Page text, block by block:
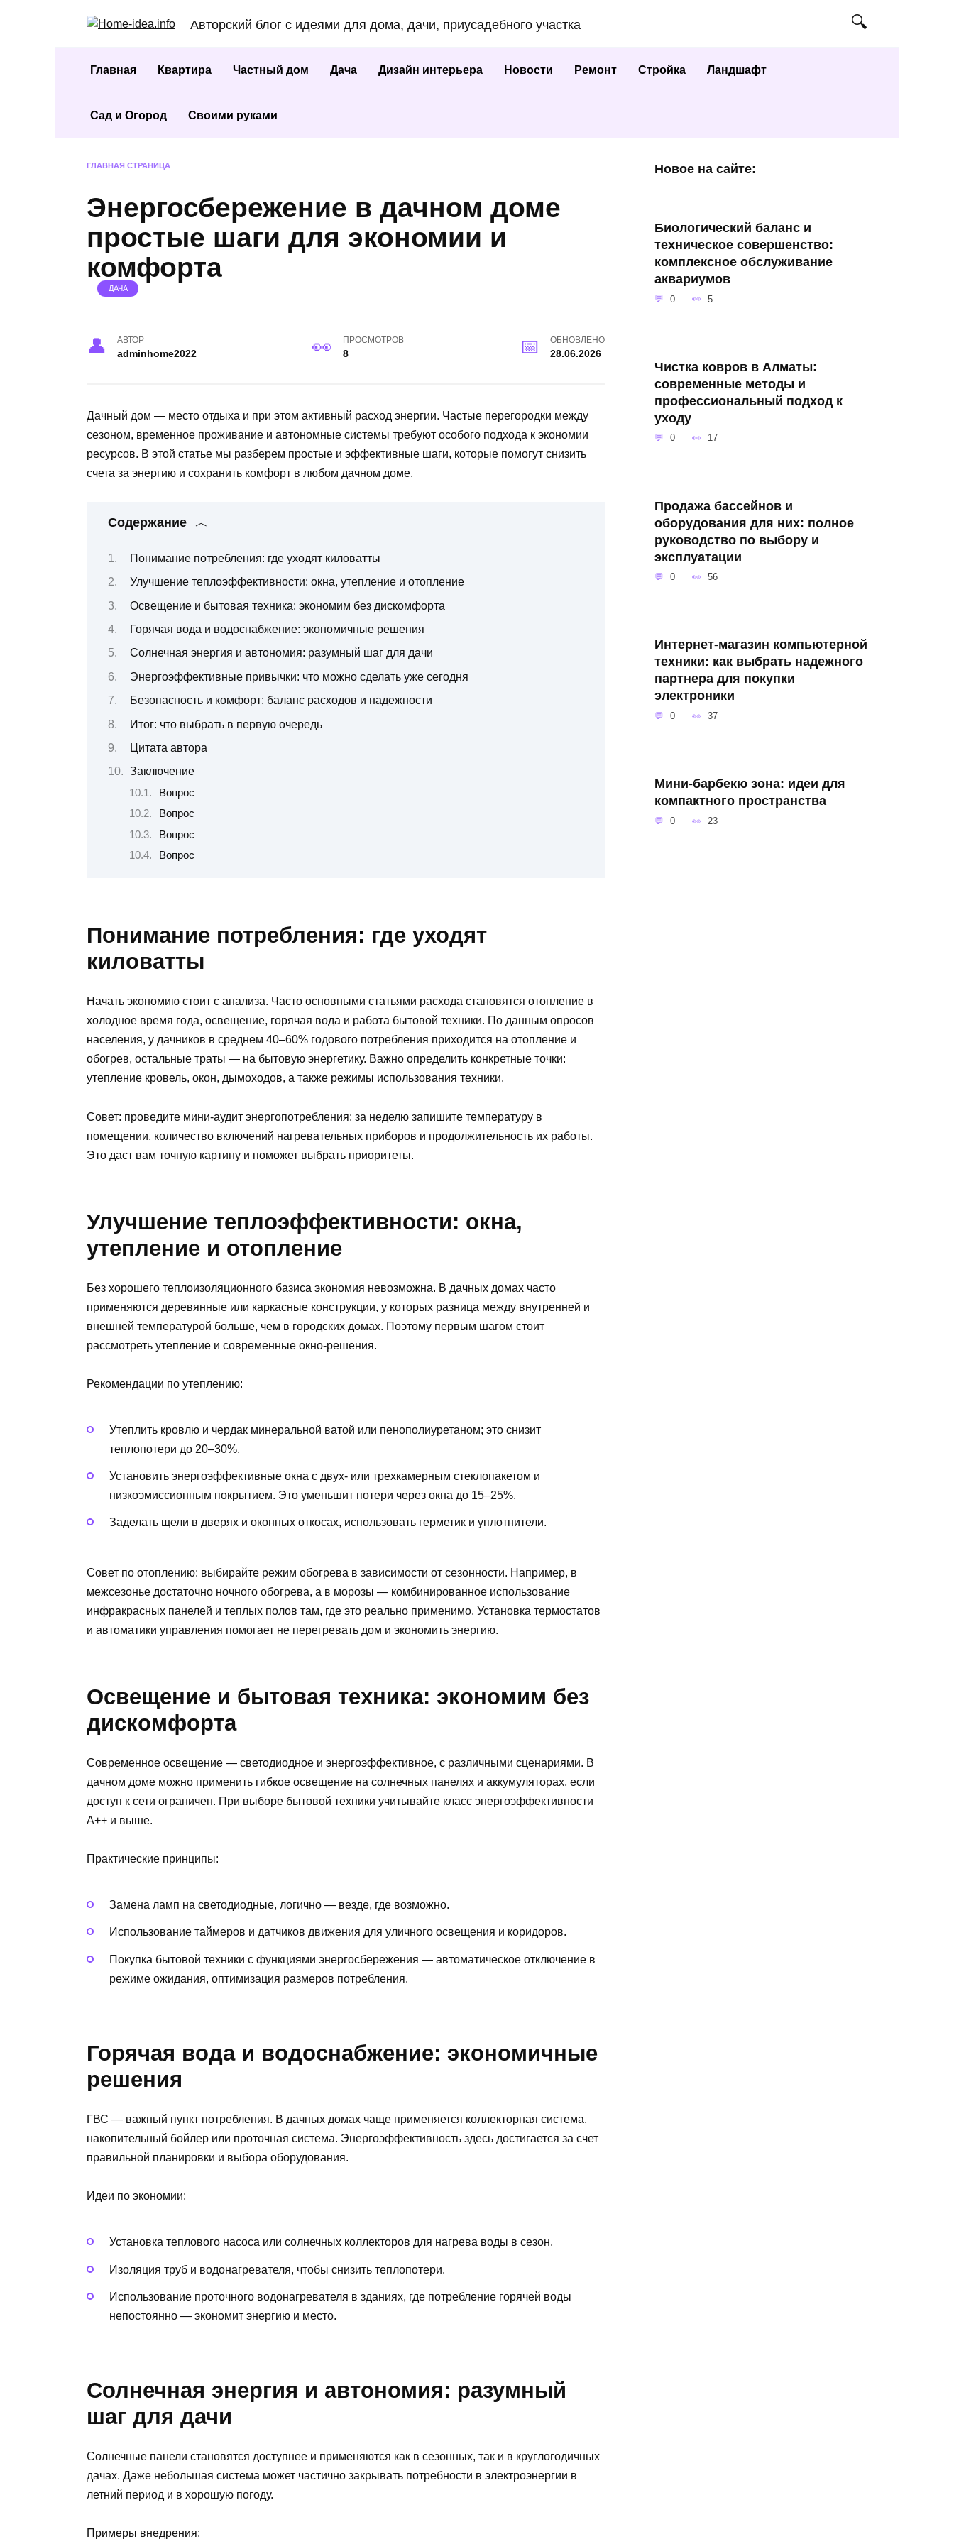
Авторский блог с идеями для дома, дачи, приусадебного участка
Главная Квартира Частный дом Дача Дизайн интерьера Новости Ремонт Стройка Ландшафт
Сад и Огород Своими руками
ГЛАВНАЯ СТРАНИЦА
Энергосбережение в дачном доме
простые шаги для экономии и
комфорта
ДАЧА
АВТОР
adminhome2022
ПРОСМОТРОВ
8
ОБНОВЛЕНО
28.06.2026
Дачный дом — место отдыха и при этом активный расход энергии. Частые перегородки между
сезоном, временное проживание и автономные системы требуют особого подхода к экономии
ресурсов. В этой статье мы разберем простые и эффективные шаги, которые помогут снизить
счета за энергию и сохранить комфорт в любом дачном доме.
Содержание
Понимание потребления: где уходят киловатты
Улучшение теплоэффективности: окна, утепление и отопление
Освещение и бытовая техника: экономим без дискомфорта
Горячая вода и водоснабжение: экономичные решения
Солнечная энергия и автономия: разумный шаг для дачи
Энергоэффективные привычки: что можно сделать уже сегодня
Безопасность и комфорт: баланс расходов и надежности
Итог: что выбрать в первую очередь
Цитата автора
Заключение
Вопрос
Вопрос
Вопрос
Вопрос
Понимание потребления: где уходят
киловатты
Начать экономию стоит с анализа. Часто основными статьями расхода становятся отопление в
холодное время года, освещение, горячая вода и работа бытовой техники. По данным опросов
населения, у дачников в среднем 40–60% годового потребления приходится на отопление и
обогрев, остальные траты — на бытовую энергетику. Важно определить конкретные точки:
утепление кровель, окон, дымоходов, а также режимы использования техники.
Совет: проведите мини-аудит энергопотребления: за неделю запишите температуру в
помещении, количество включений нагревательных приборов и продолжительность их работы.
Это даст вам точную картину и поможет выбрать приоритеты.
Улучшение теплоэффективности: окна,
утепление и отопление
Без хорошего теплоизоляционного базиса экономия невозможна. В дачных домах часто
применяются деревянные или каркасные конструкции, у которых разница между внутренней и
внешней температурой больше, чем в городских домах. Поэтому первым шагом стоит
рассмотреть утепление и современные окно-решения.
Рекомендации по утеплению:
Утеплить кровлю и чердак минеральной ватой или пенополиуретаном; это снизит
теплопотери до 20–30%.
Установить энергоэффективные окна с двух- или трехкамерным стеклопакетом и
низкоэмиссионным покрытием. Это уменьшит потери через окна до 15–25%.
Заделать щели в дверях и оконных откосах, использовать герметик и уплотнители.
Совет по отоплению: выбирайте режим обогрева в зависимости от сезонности. Например, в
межсезонье достаточно ночного обогрева, а в морозы — комбинированное использование
инфракрасных панелей и теплых полов там, где это реально применимо. Установка термостатов
и автоматики управления помогает не перегревать дом и экономить энергию.
Освещение и бытовая техника: экономим без
дискомфорта
Современное освещение — светодиодное и энергоэффективное, с различными сценариями. В
дачном доме можно применить гибкое освещение на солнечных панелях и аккумуляторах, если
доступ к сети ограничен. При выборе бытовой техники учитывайте класс энергоэффективности
A++ и выше.
Практические принципы:
Замена ламп на светодиодные, логично — везде, где возможно.
Использование таймеров и датчиков движения для уличного освещения и коридоров.
Покупка бытовой техники с функциями энергосбережения — автоматическое отключение в
режиме ожидания, оптимизация размеров потребления.
Горячая вода и водоснабжение: экономичные
решения
ГВС — важный пункт потребления. В дачных домах чаще применяется коллекторная система,
накопительный бойлер или проточная система. Энергоэффективность здесь достигается за счет
правильной планировки и выбора оборудования.
Идеи по экономии:
Установка теплового насоса или солнечных коллекторов для нагрева воды в сезон.
Изоляция труб и водонагревателя, чтобы снизить теплопотери.
Использование проточного водонагревателя в зданиях, где потребление горячей воды
непостоянно — экономит энергию и место.
Солнечная энергия и автономия: разумный
шаг для дачи
Солнечные панели становятся доступнее и применяются как в сезонных, так и в круглогодичных
дачах. Даже небольшая система может частично закрывать потребности в электроэнергии в
летний период и в хорошую погоду.
Примеры внедрения:
Новое на сайте:
Биологический баланс и
техническое совершенство:
комплексное обслуживание
аквариумов
0 5
Чистка ковров в Алматы:
современные методы и
профессиональный подход к
уходу
0 17
Продажа бассейнов и
оборудования для них: полное
руководство по выбору и
эксплуатации
0 56
Интернет-магазин компьютерной
техники: как выбрать надежного
партнера для покупки
электроники
0 37
Мини-барбекю зона: идеи для
компактного пространства
0 23